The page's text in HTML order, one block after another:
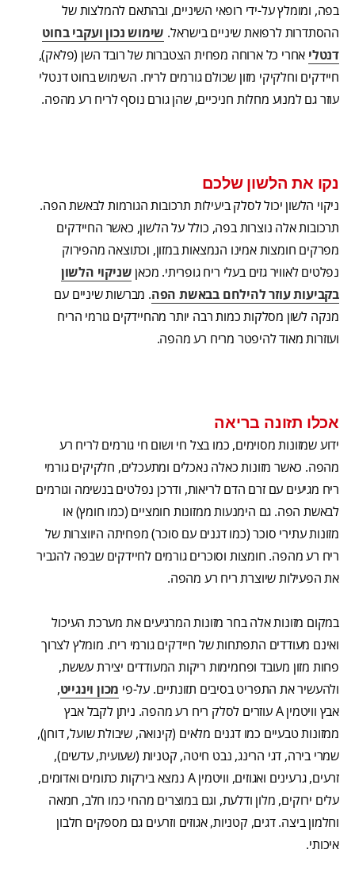
בפה, ומומלץ על-ידי רופאי השיניים, ובהתאם להמלצות של
ההסתדרות לרפואת שיניים בישראל. שימוש נכון ועקבי בחוט
דנטלי אחרי כל ארוחה מפחית הצטברות של רובד השן (פלאק),
חיידקים וחלקיקי מזון שכולם גורמים לריח. השימוש בחוט דנטלי
עוזר גם למנוע מחלות חניכיים, שהן גורם נוסף לריח רע מהפה.
נקו את הלשון שלכם
ניקוי הלשון יכול לסלק ביעילות תרכובות הגורמות לבאשת הפה.
תרכובות אלה נוצרות בפה, כולל על הלשון, כאשר החיידקים
מפרקים חומצות אמינו הנמצאות במזון, וכתוצאה מהפירוק
נפלטים לאוויר גזים בעלי ריח גופריתי. מכאן שניקוי הלשון
בקביעות עוזר להילחם בבאשת הפה. מברשות שיניים עם
מנקה לשון מסלקות כמות רבה יותר מהחיידקים גורמי הריח
ועוזרות מאוד להיפטר מריח רע מהפה.
אכלו תזונה בריאה
ידוע שמזונות מסוימים, כמו בצל חי ושום חי גורמים לריח רע
מהפה. כאשר מזונות כאלה נאכלים ומתעכלים, חלקיקים גורמי
ריח מגיעים עם זרם הדם לריאות, ודרכן נפלטים בנשימה וגורמים
לבאשת הפה. גם הימנעות ממזונות חומציים (כמו חומץ) או
מזונות עתירי סוכר (כמו דגנים עם סוכר) מפחיתה היווצרות של
ריח רע מהפה. חומצות וסוכרים גורמים לחיידקים שבפה להגביר
את הפעילות שיוצרת ריח רע מהפה.
במקום מזונות אלה בחר מזונות המרגיעים את מערכת העיכול
ואינם מעודדים התפתחות של חיידקים גורמי ריח. מומלץ לצרוך
פחות מזון מעובד ופחמימות ריקות המעודדים יצירת עששת,
ולהעשיר את התפריט בסיבים תזונתיים. על-פי מכון וינגייט,
אבץ וויטמין A עוזרים לסלק ריח רע מהפה. ניתן לקבל אבץ
ממזונות טבעיים כמו דגנים מלאים (קינואה, שיבולת שועל, דוחן),
שמרי בירה, דגי הרינג, נבט חיטה, קטניות (שעועית, עדשים),
זרעים, גרעינים ואגוזים, וויטמין A נמצא בירקות כתומים ואדומים,
עלים ירוקים, מלון ודלעת, וגם במוצרים מהחי כמו חלב, חמאה
וחלמון ביצה. דגים, קטניות, אגוזים וזרעים גם מספקים חלבון
איכותי.